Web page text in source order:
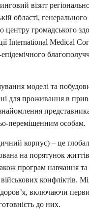
візит
області,
громадського
International Medical
моделі та
для проживання в
переміщенним особам.
корпус) – це
на порятунок
програм навчання
конфліктів.
включаючи
до них.